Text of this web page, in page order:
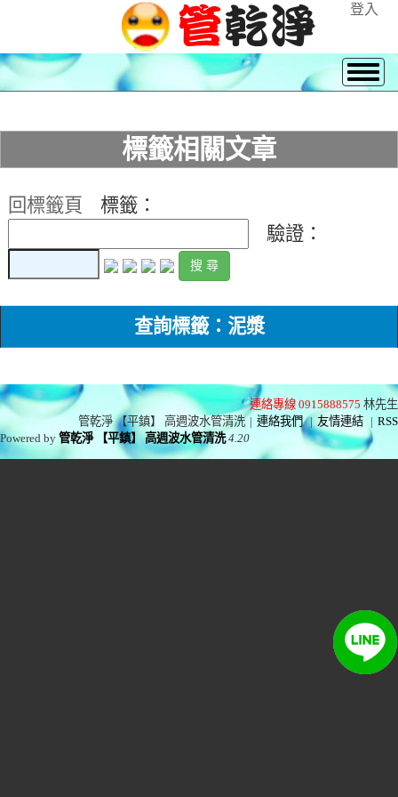
登入
標籤相關文章
回標籤頁
標籤：
驗證：
查詢標籤：泥漿
連絡專線 0915888575 林先生
管乾淨 【平鎮】 高週波水管清洗 | 連絡我們 | 友情連結 | RSS
Powered by管乾淨 【平鎮】 高週波水管清洗 4.20